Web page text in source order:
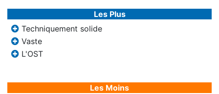
Les Plus
Techniquement solide
Vaste
L'OST
Les Moins